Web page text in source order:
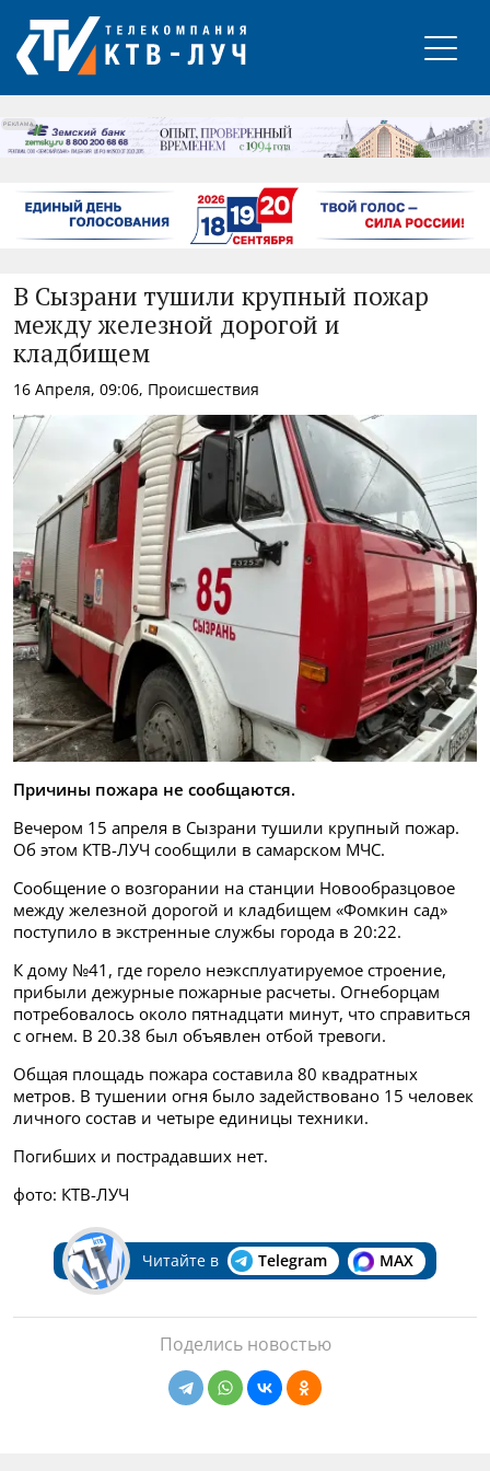
РЕКЛАМА
В Сызрани тушили крупный пожар
между железной дорогой и
кладбищем
16 Апреля, 09:06, Происшествия
Причины пожара не сообщаются.
Вечером 15 апреля в Сызрани тушили крупный пожар.
Об этом КТВ-ЛУЧ сообщили в самарском МЧС.
Сообщение о возгорании на станции Новообразцовое
между железной дорогой и кладбищем «Фомкин сад»
поступило в экстренные службы города в 20:22.
К дому №41, где горело неэксплуатируемое строение,
прибыли дежурные пожарные расчеты. Огнеборцам
потребовалось около пятнадцати минут, что справиться
с огнем. В 20.38 был объявлен отбой тревоги.
Общая площадь пожара составила 80 квадратных
метров. В тушении огня было задействовано 15 человек
личного состав и четыре единицы техники.
Погибших и пострадавших нет.
фото: КТВ-ЛУЧ
Читайте в Telegram MAX
Поделись новостью